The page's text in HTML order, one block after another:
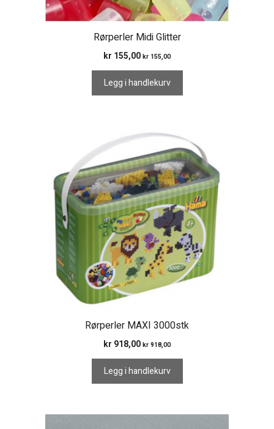
Rørperler Midi Glitter
kr 155,00 kr 155,00
Legg i handlekurv
Rørperler MAXI 3000stk
kr 918,00 kr 918,00
Legg i handlekurv